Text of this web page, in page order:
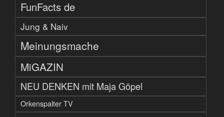
FunFacts de
Jung & Naiv
Meinungsmache
MiGAZIN
NEU DENKEN mit Maja Göpel
Orkenspalter TV